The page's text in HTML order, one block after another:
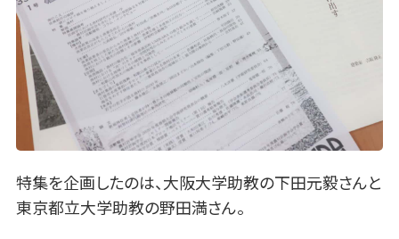
特集を企画したのは、大阪大学助教の下田元毅さんと
東京都立大学助教の野田満さん。